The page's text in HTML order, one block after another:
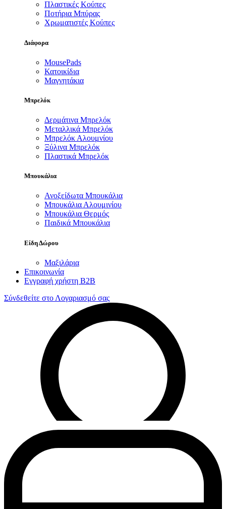
Πλαστικές Κούπες
Ποτήρια Μπύρας
Χρωματιστές Κούπες
Διάφορα
MousePads
Κατοικίδια
Μαγνητάκια
Μπρελόκ
Δερμάτινα Μπρελόκ
Μεταλλικά Μπρελόκ
Μπρελόκ Αλουμνίου
Ξύλινα Μπρελόκ
Πλαστικά Μπρελόκ
Μπουκάλια
Ανοξείδωτα Μπουκάλια
Μπουκάλια Αλουμινίου
Μπουκάλια Θερμός
Παιδικά Μπουκάλια
Είδη Δώρου
Μαξιλάρια
Επικοινωνία
Εγγραφή χρήστη B2B
Σύνδεθείτε στο Λογαριασμό σας